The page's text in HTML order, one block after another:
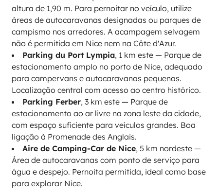
altura de 1,90 m. Para pernoitar no veículo, utilize
áreas de autocaravanas designadas ou parques de
campismo nos arredores. A acampagem selvagem
não é permitida em Nice nem na Côte d'Azur.
Parking du Port Lympia, 1 km este — Parque de
estacionamento amplo no porto de Nice, adequado
para campervans e autocaravanas pequenas.
Localização central com acesso ao centro histórico.
Parking Ferber, 3 km este — Parque de
estacionamento ao ar livre na zona leste da cidade,
com espaço suficiente para veículos grandes. Boa
ligação à Promenade des Anglais.
Aire de Camping-Car de Nice, 5 km nordeste —
Área de autocaravanas com ponto de serviço para
água e despejo. Pernoita permitida, ideal como base
para explorar Nice.